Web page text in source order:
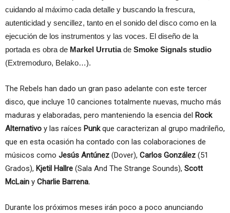
cuidando al máximo cada detalle y buscando la frescura,
autenticidad y sencillez, tanto en el sonido del disco como en la
ejecución de los instrumentos y las voces. El diseño de la
portada es obra de Markel Urrutiade Smoke Signals studio
(Extremoduro, Belako…).
The Rebels han dado un gran paso adelante con este tercer
disco, que incluye 10 canciones totalmente nuevas, mucho más
maduras y elaboradas, pero manteniendo la esencia del Rock
Alternativo y las raíces Punkque caracterizan al grupo madrileño,
que en esta ocasión ha contado con las colaboraciones de
músicos como Jesús Antúnez (Dover), Carlos González (51
Grados), Kjetil Hallre (Sala And The Strange Sounds), Scott
McLain y Charlie Barrena.
Durante los próximos meses irán poco a poco anunciando